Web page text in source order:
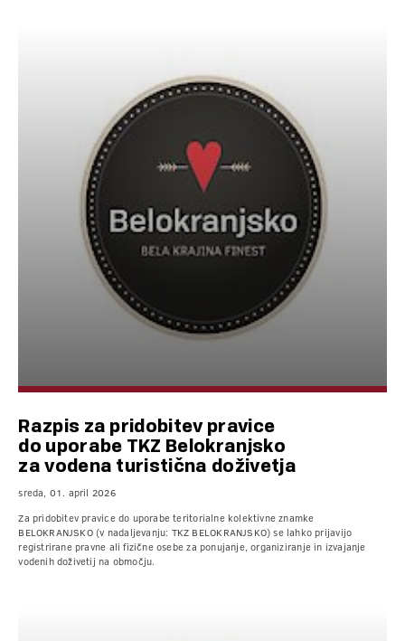
Razpis za pridobitev pravice
do uporabe TKZ Belokranjsko
za vodena turistična doživetja
sreda, 01. april 2026
Za pridobitev pravice do uporabe teritorialne kolektivne znamke
BELOKRANJSKO (v nadaljevanju: TKZ BELOKRANJSKO) se lahko prijavijo
registrirane pravne ali fizične osebe za ponujanje, organiziranje in izvajanje
vodenih doživetij na območju.